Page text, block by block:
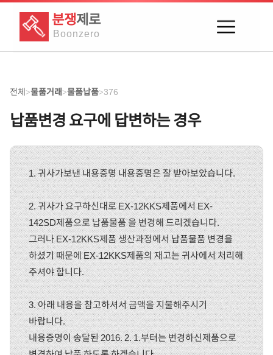
분쟁제로
Boonzero
전체>물품거래>물품납품>376
납품변경 요구에 답변하는 경우
1. 귀사가보낸 내용증명 내용증명은 잘 받아보았습니다.
2. 귀사가 요구하신대로 EX-12KKS제품에서 EX-
142SD제품으로 납품물품 을 변경해 드리겠습니다.
그러나 EX-12KKS제품 생산과정에서 납품물품 변경을
하셨기 때문에 EX-12KKS제품의 재고는 귀사에서 처리해
주셔야 합니다.
3. 아래 내용을 참고하셔서 금액을 지불해주시기
바랍니다.
내용증명이 송달된 2016. 2. 1.부터는 변경하신제품으로